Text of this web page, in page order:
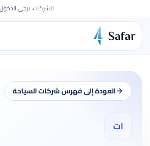
للشركات، يرجى
العودة إلى فهرس شركات السياحة
ات